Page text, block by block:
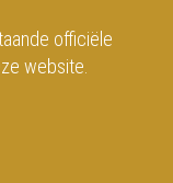
officiële
website.